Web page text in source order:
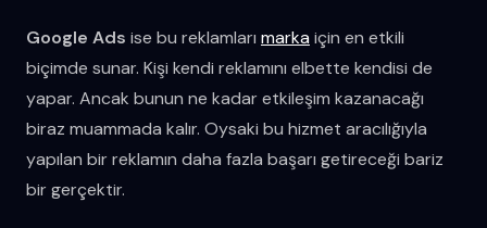
Google Ads ise bu reklamları marka için en etkili
biçimde sunar. Kişi kendi reklamını elbette kendisi de
yapar. Ancak bunun ne kadar etkileşim kazanacağı
biraz muammada kalır. Oysaki bu hizmet aracılığıyla
yapılan bir reklamın daha fazla başarı getireceği bariz
bir gerçektir.